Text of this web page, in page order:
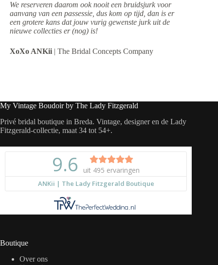
We reserveren daarom ook nooit een bruidsjurk voor
aanvang van een passessie, dus kom op tijd, dan is er
een grotere kans dat jouw vurig gewenste jurk uit de
nieuwe collecties er (nog) is!
XoXo ANKii | The Bridal Concepts Company
My Vintage Boudoir by The Lady Fitzgerald
Privé bridal boutique in Breda. Vintage, designer en de Lady
Fitzgerald-collectie, maat 34 tot 54+.
Boutique
Over ons